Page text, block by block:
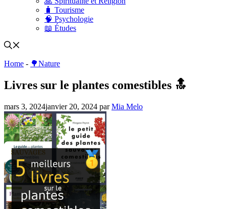
🧳 Tourisme
🧠 Psychologie
📖 Études
Home - 🌳Nature
Livres sur le plantes comestibles 🔝
mars 3, 2024janvier 20, 2024 parMia Melo